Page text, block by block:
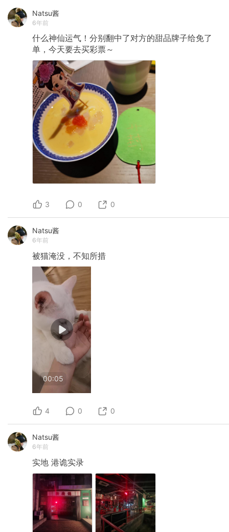
Natsu酱
6年前
什么神仙运气！分别翻中了对方的甜品牌子给免了
单，今天要去买彩票～
3 0 0
Natsu酱
6年前
被猫淹没，不知所措
00:05
4 0 0
Natsu酱
6年前
实地 港诡实录